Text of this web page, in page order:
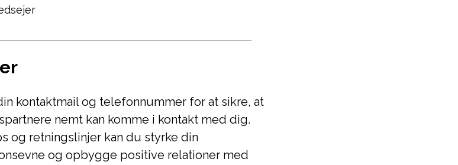
kontaktmail og telefonnummer for at sikre, at
nemt kan komme i kontakt med dig.
og retningslinjer kan du styrke din
og opbygge positive relationer med